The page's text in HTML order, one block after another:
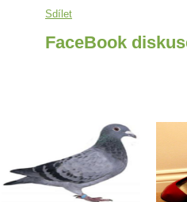
Sdílet
FaceBook